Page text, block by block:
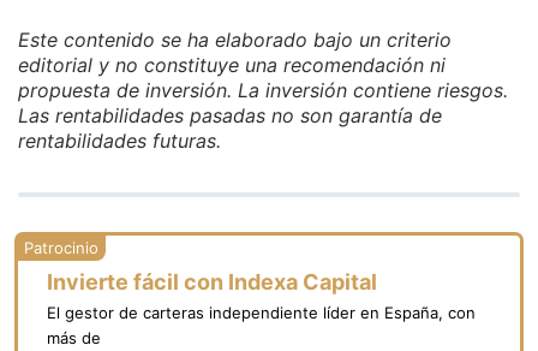
Este contenido se ha elaborado bajo un criterio
editorial y no constituye una recomendación ni
propuesta de inversión. La inversión contiene riesgos.
Las rentabilidades pasadas no son garantía de
rentabilidades futuras.
Invierte fácil con Indexa Capital
El gestor de carteras independiente líder en España, con
más de